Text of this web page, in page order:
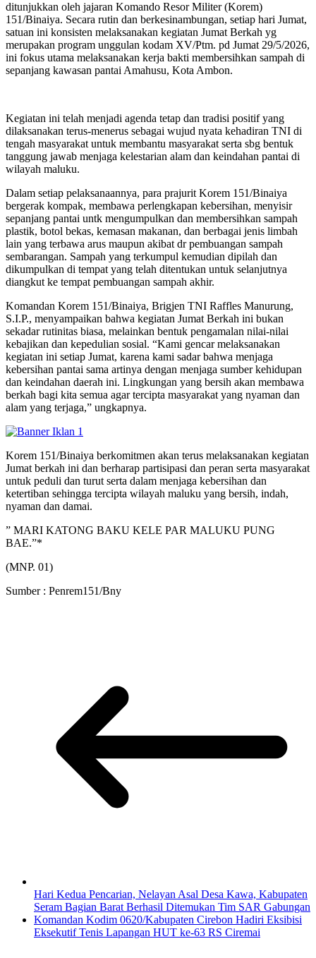
ditunjukkan oleh jajaran Komando Resor Militer (Korem)
151/Binaiya. Secara rutin dan berkesinambungan, setiap hari Jumat,
satuan ini konsisten melaksanakan kegiatan Jumat Berkah yg
merupakan program unggulan kodam XV/Ptm. pd Jumat 29/5/2026,
ini fokus utama melaksanakan kerja bakti membersihkan sampah di
sepanjang kawasan pantai Amahusu, Kota Ambon.
Kegiatan ini telah menjadi agenda tetap dan tradisi positif yang
dilaksanakan terus-menerus sebagai wujud nyata kehadiran TNI di
tengah masyarakat untuk membantu masyarakat serta sbg bentuk
tanggung jawab menjaga kelestarian alam dan keindahan pantai di
wilayah maluku.
Dalam setiap pelaksanaannya, para prajurit Korem 151/Binaiya
bergerak kompak, membawa perlengkapan kebersihan, menyisir
sepanjang pantai untk mengumpulkan dan membersihkan sampah
plastik, botol bekas, kemasan makanan, dan berbagai jenis limbah
lain yang terbawa arus maupun akibat dr pembuangan sampah
sembarangan. Sampah yang terkumpul kemudian dipilah dan
dikumpulkan di tempat yang telah ditentukan untuk selanjutnya
diangkut ke tempat pembuangan sampah akhir.
Komandan Korem 151/Binaiya, Brigjen TNI Raffles Manurung,
S.I.P., menyampaikan bahwa kegiatan Jumat Berkah ini bukan
sekadar rutinitas biasa, melainkan bentuk pengamalan nilai-nilai
kebajikan dan kepedulian sosial. “Kami gencar melaksanakan
kegiatan ini setiap Jumat, karena kami sadar bahwa menjaga
kebersihan pantai sama artinya dengan menjaga sumber kehidupan
dan keindahan daerah ini. Lingkungan yang bersih akan membawa
berkah bagi kita semua agar tercipta masyarakat yang nyaman dan
alam yang terjaga,” ungkapnya.
Korem 151/Binaiya berkomitmen akan terus melaksanakan kegiatan
Jumat berkah ini dan berharap partisipasi dan peran serta masyarakat
untuk peduli dan turut serta dalam menjaga kebersihan dan
ketertiban sehingga tercipta wilayah maluku yang bersih, indah,
nyaman dan damai.
” MARI KATONG BAKU KELE PAR MALUKU PUNG
BAE.”*
(MNP. 01)
Sumber : Penrem151/Bny
Hari Kedua Pencarian, Nelayan Asal Desa Kawa, Kabupaten
Seram Bagian Barat Berhasil Ditemukan Tim SAR Gabungan
Komandan Kodim 0620/Kabupaten Cirebon Hadiri Eksibisi
Eksekutif Tenis Lapangan HUT ke-63 RS Ciremai